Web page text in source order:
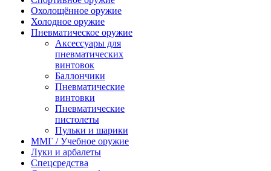
Охолощённое оружие
Холодное оружие
Пневматическое оружие
Аксессуары для
пневматических
винтовок
Баллончики
Пневматические
винтовки
Пневматические
пистолеты
Пульки и шарики
ММГ / Учебное оружие
Луки и арбалеты
Спецсредства